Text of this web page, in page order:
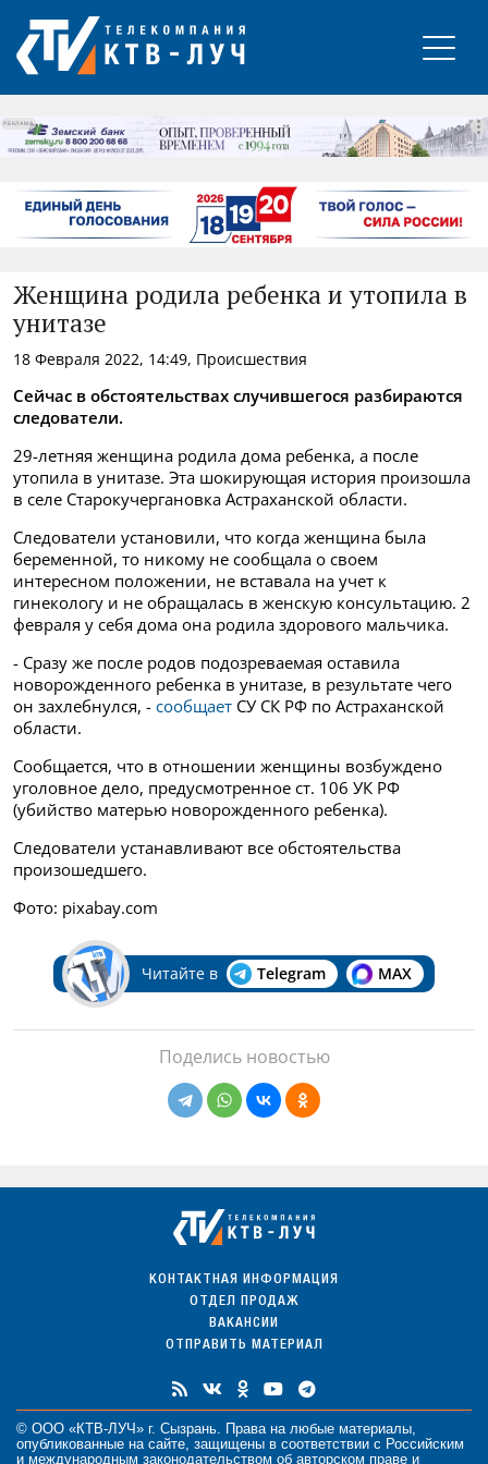
РЕКЛАМА
Женщина родила ребенка и утопила в
унитазе
18 Февраля 2022, 14:49, Происшествия
Сейчас в обстоятельствах случившегося разбираются
следователи.
29-летняя женщина родила дома ребенка, а после
утопила в унитазе. Эта шокирующая история произошла
в селе Старокучергановка Астраханской области.
Следователи установили, что когда женщина была
беременной, то никому не сообщала о своем
интересном положении, не вставала на учет к
гинекологу и не обращалась в женскую консультацию. 2
февраля у себя дома она родила здорового мальчика.
- Сразу же после родов подозреваемая оставила
новорожденного ребенка в унитазе, в результате чего
он захлебнулся, - сообщает СУ СК РФ по Астраханской
области.
Сообщается, что в отношении женщины возбуждено
уголовное дело, предусмотренное ст. 106 УК РФ
(убийство матерью новорожденного ребенка).
Следователи устанавливают все обстоятельства
произошедшего.
Фото: pixabay.com
Читайте в Telegram MAX
Поделись новостью
КОНТАКТНАЯ ИНФОРМАЦИЯ
ОТДЕЛ ПРОДАЖ
ВАКАНСИИ
ОТПРАВИТЬ МАТЕРИАЛ
© ООО «КТВ-ЛУЧ» г. Сызрань. Права на любые материалы
опубликованные на сайте, защищены в соответствии с Российским
и международным законодательством об авторском праве и